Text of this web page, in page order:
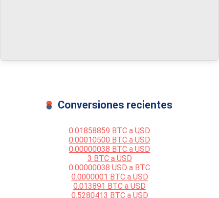
Conversiones recientes
0.01858859 BTC a USD
0.00010500 BTC a USD
0.00000038 BTC a USD
3 BTC a USD
0.00000038 USD a BTC
0.0000001 BTC a USD
0.013891 BTC a USD
0.5280413 BTC a USD